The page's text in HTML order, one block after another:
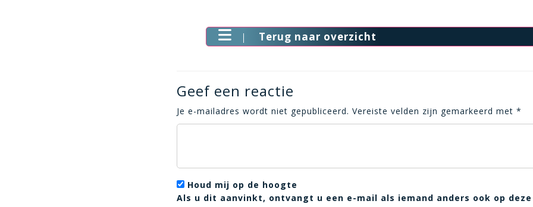
Terug naar overzicht
Geef een reactie
Je e-mailadres wordt niet gepubliceerd. Vereiste velden zijn gemarkeerd met *
Houd mij op de hoogte
Als u dit aanvinkt, ontvangt u een e-mail als iemand anders ook op